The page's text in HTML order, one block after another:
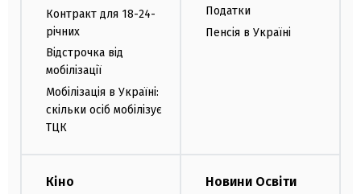
Контракт для 18-24-
річних
Відстрочка від
мобілізації
Мобілізація в Україні:
скільки осіб мобілізує
ТЦК
Податки
Пенсія в Україні
Кіно Новини Освіти